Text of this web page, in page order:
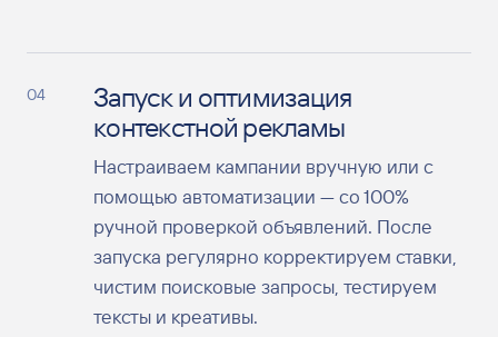
04
Запуск и оптимизация
контекстной рекламы
Настраиваем кампании вручную или с
помощью автоматизации — со 100%
ручной проверкой объявлений. После
запуска регулярно корректируем ставки,
чистим поисковые запросы, тестируем
тексты и креативы.